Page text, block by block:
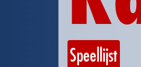
Speellijst